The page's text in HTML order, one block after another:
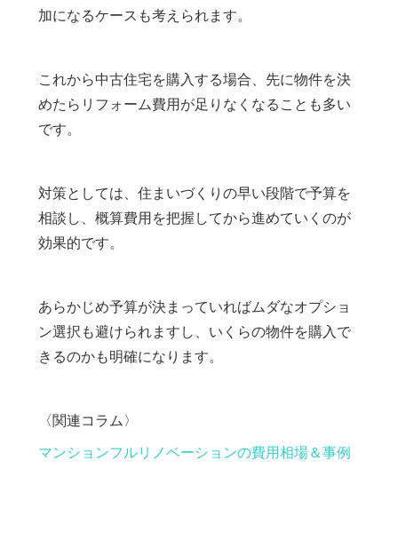
加になるケースも考えられます。
これから中古住宅を購入する場合、先に物件を決
めたらリフォーム費用が足りなくなることも多い
です。
対策としては、住まいづくりの早い段階で予算を
相談し、概算費用を把握してから進めていくのが
効果的です。
あらかじめ予算が決まっていればムダなオプショ
ン選択も避けられますし、いくらの物件を購入で
きるのかも明確になります。
〈関連コラム〉
マンションフルリノベーションの費用相場＆事例